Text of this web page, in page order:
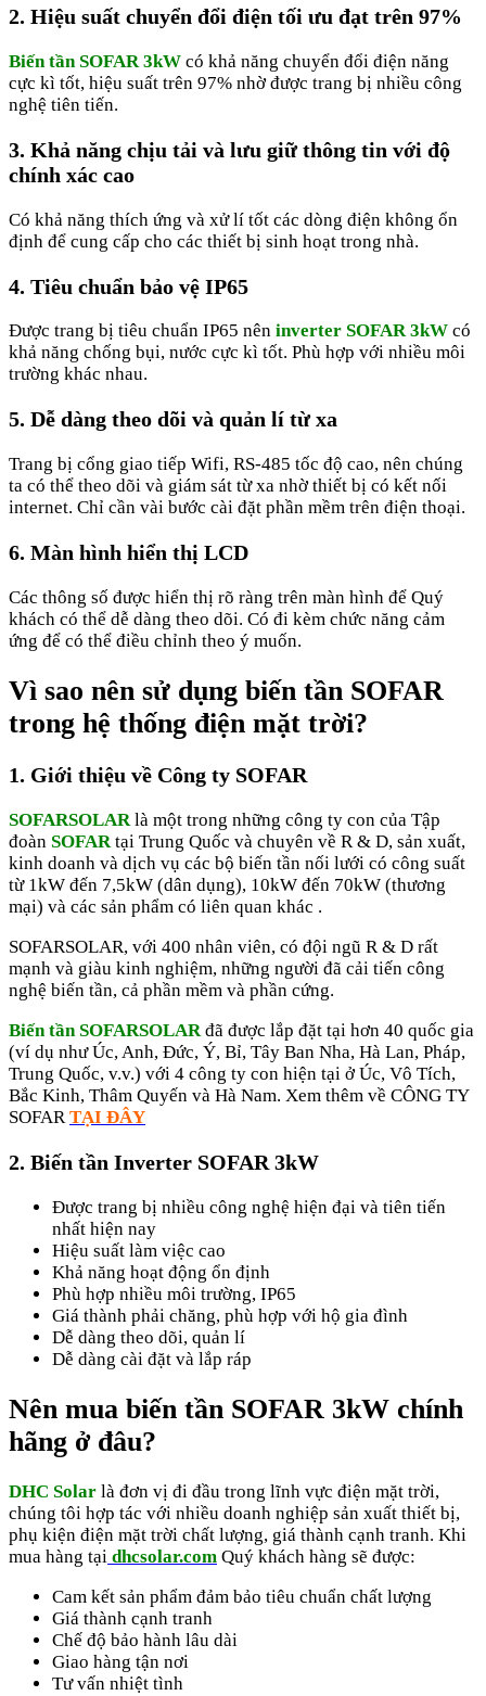
2. Hiệu suất chuyển đổi điện tối ưu đạt trên 97%
Biến tần SOFAR 3kW có khả năng chuyển đổi điện năng
cực kì tốt, hiệu suất trên 97% nhờ được trang bị nhiều công
nghệ tiên tiến.
3. Khả năng chịu tải và lưu giữ thông tin với độ
chính xác cao
Có khả năng thích ứng và xử lí tốt các dòng điện không ổn
định để cung cấp cho các thiết bị sinh hoạt trong nhà.
4. Tiêu chuẩn bảo vệ IP65
Được trang bị tiêu chuẩn IP65 nên inverter SOFAR 3kW có
khả năng chống bụi, nước cực kì tốt. Phù hợp với nhiều môi
trường khác nhau.
5. Dễ dàng theo dõi và quản lí từ xa
Trang bị cổng giao tiếp Wifi, RS-485 tốc độ cao, nên chúng
ta có thể theo dõi và giám sát từ xa nhờ thiết bị có kết nối
internet. Chỉ cần vài bước cài đặt phần mềm trên điện thoại.
6. Màn hình hiển thị LCD
Các thông số được hiển thị rõ ràng trên màn hình để Quý
khách có thể dễ dàng theo dõi. Có đi kèm chức năng cảm
ứng để có thể điều chỉnh theo ý muốn.
Vì sao nên sử dụng biến tần SOFAR
trong hệ thống điện mặt trời?
1. Giới thiệu về Công ty SOFAR
SOFARSOLAR là một trong những công ty con của Tập
đoàn SOFAR tại Trung Quốc và chuyên về R & D, sản xuất,
kinh doanh và dịch vụ các bộ biến tần nối lưới có công suất
từ ​​1kW đến 7,5kW (dân dụng), 10kW đến 70kW (thương
mại) và các sản phẩm có liên quan khác .
SOFARSOLAR, với 400 nhân viên, có đội ngũ R & D rất
mạnh và giàu kinh nghiệm, những người đã cải tiến công
nghệ biến tần, cả phần mềm và phần cứng.
Biến tần SOFARSOLARđã được lắp đặt tại hơn 40 quốc gia
(ví dụ như Úc, Anh, Đức, Ý, Bỉ, Tây Ban Nha, Hà Lan, Pháp,
Trung Quốc, v.v.) với 4 công ty con hiện tại ở Úc, Vô Tích,
Bắc Kinh, Thâm Quyến và Hà Nam. Xem thêm về CÔNG TY
SOFARTẠI ĐÂY
2. Biến tần Inverter SOFAR 3kW
Được trang bị nhiều công nghệ hiện đại và tiên tiến
nhất hiện nay
Hiệu suất làm việc cao
Khả năng hoạt động ổn định
Phù hợp nhiều môi trường, IP65
Giá thành phải chăng, phù hợp với hộ gia đình
Dễ dàng theo dõi, quản lí
Dễ dàng cài đặt và lắp ráp
Nên mua biến tần SOFAR 3kW chính
hãng ở đâu?
DHC Solar là đơn vị đi đầu trong lĩnh vực điện mặt trời,
chúng tôi hợp tác với nhiều doanh nghiệp sản xuất thiết bị,
phụ kiện điện mặt trời chất lượng, giá thành cạnh tranh. Khi
mua hàng tại dhcsolar.com Quý khách hàng sẽ được:
Cam kết sản phẩm đảm bảo tiêu chuẩn chất lượng
Giá thành cạnh tranh
Chế độ bảo hành lâu dài
Giao hàng tận nơi
Tư vấn nhiệt tình